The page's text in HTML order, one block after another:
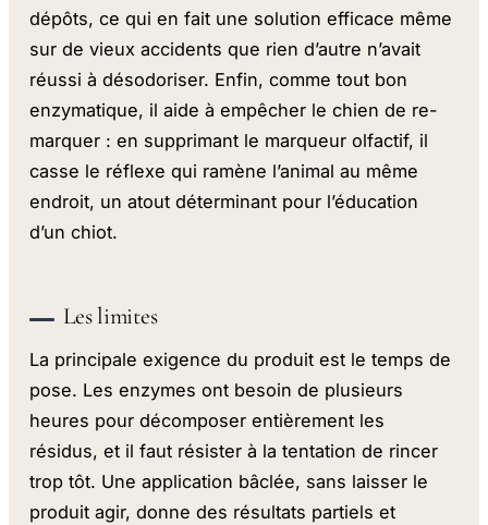
dépôts, ce qui en fait une solution efficace même
sur de vieux accidents que rien d’autre n’avait
réussi à désodoriser. Enfin, comme tout bon
enzymatique, il aide à empêcher le chien de re-
marquer : en supprimant le marqueur olfactif, il
casse le réflexe qui ramène l’animal au même
endroit, un atout déterminant pour l’éducation
d’un chiot.
Les limites
La principale exigence du produit est le temps de
pose. Les enzymes ont besoin de plusieurs
heures pour décomposer entièrement les
résidus, et il faut résister à la tentation de rincer
trop tôt. Une application bâclée, sans laisser le
produit agir, donne des résultats partiels et